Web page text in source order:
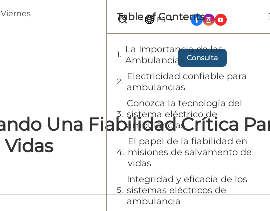
ES
Consulta
Una Fiabilidad Crítica
Vidas
Table of Contents
La Importancia de las
Ambulancias
Electricidad confiable para
ambulancias
Conozca la tecnología del
sistema eléctrico de
ambulancias
El papel de la fiabilidad en
misiones de salvamento de
vidas
Integridad y eficacia de los
sistemas eléctricos de
ambulancia